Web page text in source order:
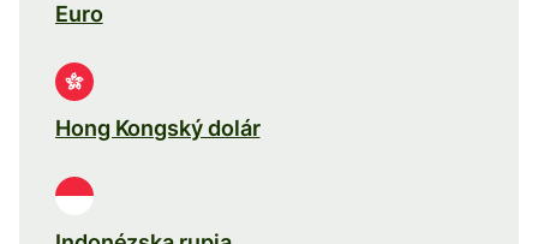
Euro
Hong Kongský dolár